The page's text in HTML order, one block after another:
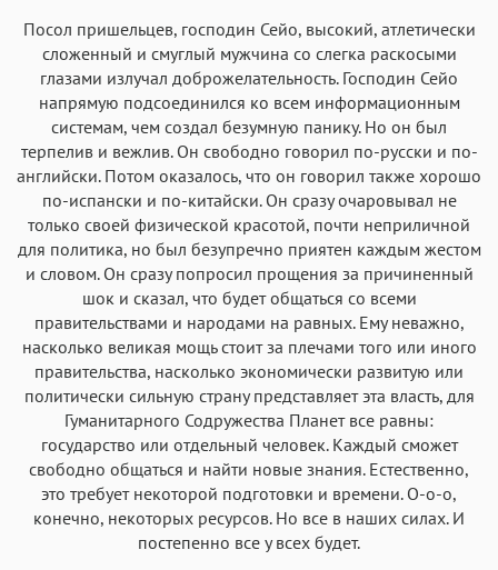
Посол пришельцев, господин Сейо, высокий, атлетически
сложенный и смуглый мужчина со слегка раскосыми
глазами излучал доброжелательность. Господин Сейо
напрямую подсоединился ко всем информационным
системам, чем создал безумную панику. Но он был
терпелив и вежлив. Он свободно говорил по-русски и по-
английски. Потом оказалось, что он говорил также хорошо
по-испански и по-китайски. Он сразу очаровывал не
только своей физической красотой, почти неприличной
для политика, но был безупречно приятен каждым жестом
и словом. Он сразу попросил прощения за причиненный
шок и сказал, что будет общаться со всеми
правительствами и народами на равных. Ему неважно,
насколько великая мощь стоит за плечами того или иного
правительства, насколько экономически развитую или
политически сильную страну представляет эта власть, для
Гуманитарного Содружества Планет все равны:
государство или отдельный человек. Каждый сможет
свободно общаться и найти новые знания. Естественно,
это требует некоторой подготовки и времени. О-о-о,
конечно, некоторых ресурсов. Но все в наших силах. И
постепенно все у всех будет.